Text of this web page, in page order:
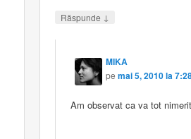
Răspunde ↓
MIKA
pemai 5, 2010 la
Am observat ca va tot